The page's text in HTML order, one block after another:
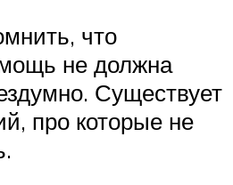
что
не должна
Существует
про которые не